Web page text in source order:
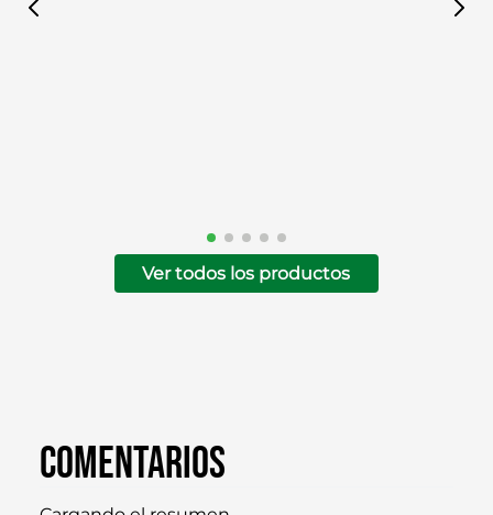
Ver todos los productos
Comentarios